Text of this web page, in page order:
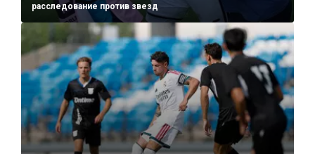
расследование против звезд